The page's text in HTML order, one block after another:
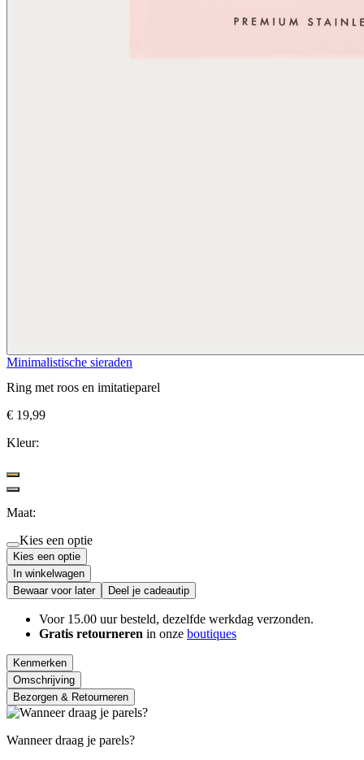
Minimalistische sieraden
Ring met roos en imitatieparel
€ 19,99
Kleur:
Maat:
Kies een optie
Kies een optie
In winkelwagen
Bewaar voor later
Deel je cadeautip
Voor 15.00 uur besteld, dezelfde werkdag verzonden.
Gratis retourneren in onze boutiques
Kenmerken
Omschrijving
Bezorgen & Retourneren
Wanneer draag je parels?